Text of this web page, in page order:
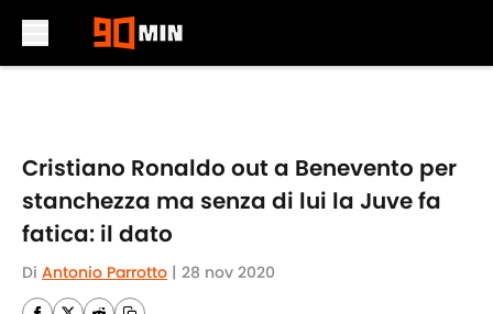
Cristiano Ronaldo out a Benevento per
stanchezza ma senza di lui la Juve fa
fatica: il dato
Di Antonio Parrotto | 28 nov 2020